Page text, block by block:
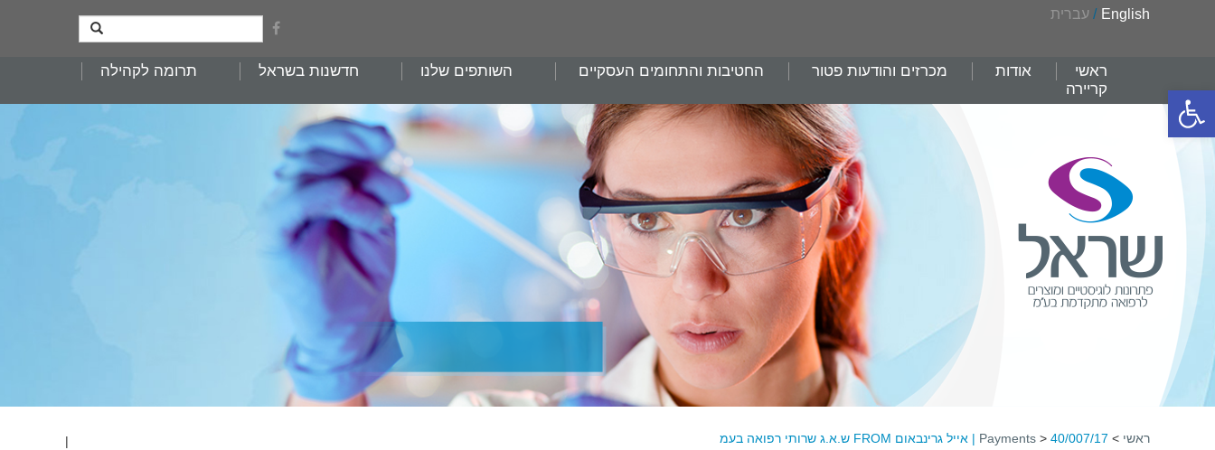
פתח סרגל נגישות
English
/ עברית
ראשי אודות מכרזים והודעות פטור החטיבות והתחומים העסקיים השותפים שלנו חדשנות בשראל
תרומה לקהילה
קריירה
ראשי >
Payments > 40/007/17 | אייל גרינבאום FROM ש.א.ג שרותי רפואה בעמ |